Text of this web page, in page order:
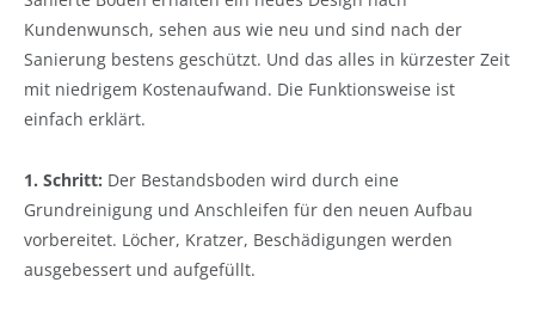
Kundenwunsch, sehen aus wie neu und sind nach der
Sanierung bestens geschützt. Und das alles in kürzester Zeit
mit niedrigem Kostenaufwand. Die Funktionsweise ist
einfach erklärt.
1. Schritt: Der Bestandsboden wird durch eine
Grundreinigung und Anschleifen für den neuen Aufbau
vorbereitet. Löcher, Kratzer, Beschädigungen werden
ausgebessert und aufgefüllt.